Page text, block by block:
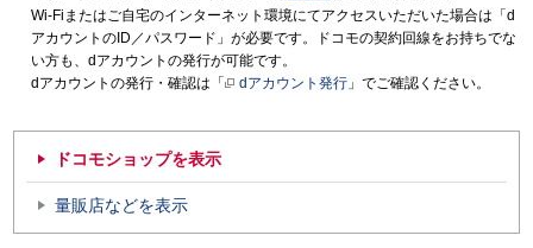
Wi-Fiまたはご自宅のインターネット環境にてアクセスいただいた場合は「d
アカウントのID／パスワード」が必要です。ドコモの契約回線をお持ちでな
い方も、dアカウントの発行が可能です。
dアカウントの発行・確認は「
dアカウント発行 」でご確認ください。
ドコモショップを表示
量販店などを表示